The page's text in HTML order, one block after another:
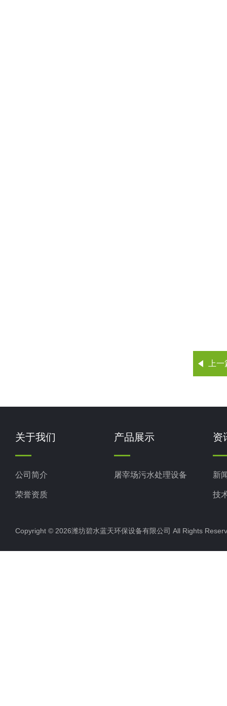
上
关于我们
公司简介
荣誉资质
产品展示
屠宰场污水处理设备
资
新
技
Copyright © 2026潍坊碧水蓝天环保设备有限公司 All Rights